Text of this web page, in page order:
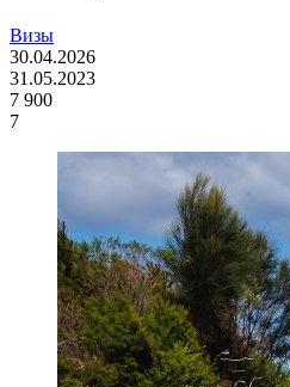
Визы
30.04.2026
31.05.2023
7 900
7